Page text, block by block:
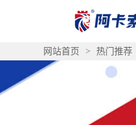
网站首页 > 热门推荐